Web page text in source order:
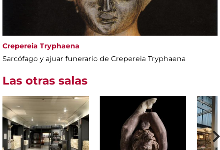
Crepereia Tryphaena
Sarcófago y ajuar funerario de Crepereia Tryphaena
Las otras salas